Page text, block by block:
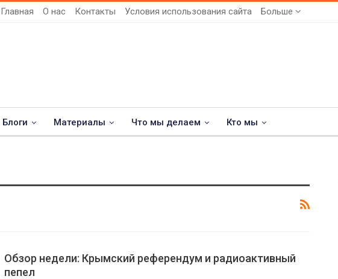
Главная О нас Контакты Условия использования сайта Больше
Блоги Материалы Что мы делаем Кто мы
Обзор недели: Крымский референдум и радиоактивный
пепел